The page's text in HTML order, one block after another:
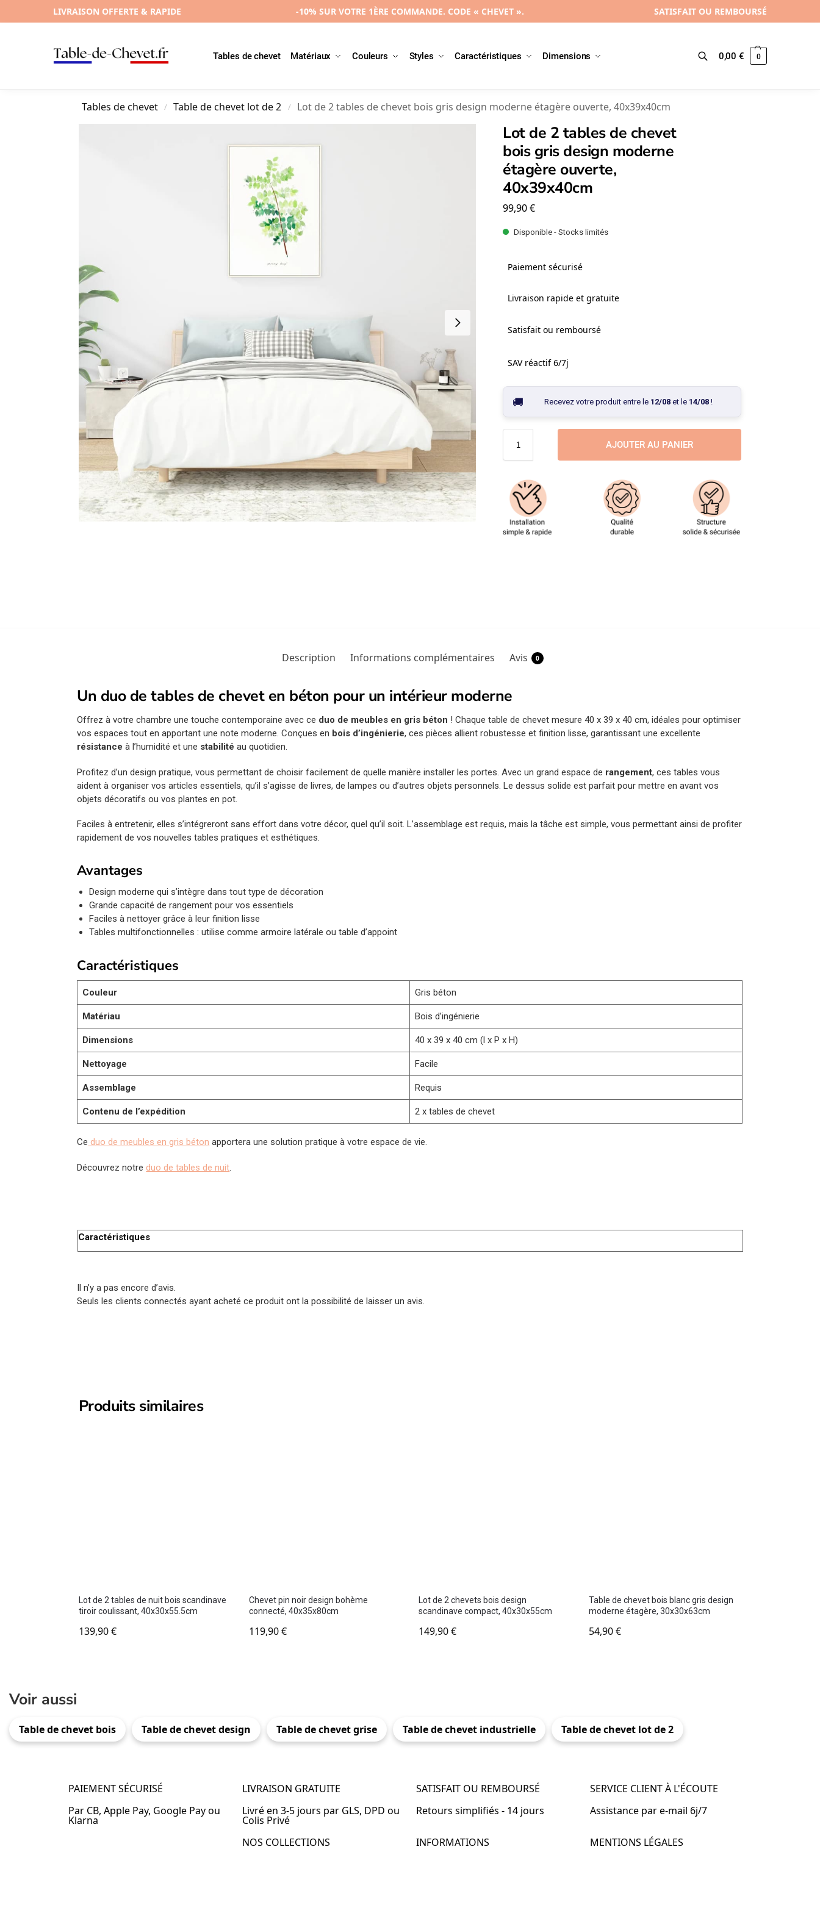
LIVRAISON OFFERTE & RAPIDE -10% SUR VOTRE 1ÈRE COMMANDE. CODE « CHEVET ». SATISFAIT OU REMBOURSÉ
Tables de chevet Matériaux Couleurs Styles Caractéristiques Dimensions
Recherche 0,00€ 0
Tables de chevet / Table de chevet lot de 2 / Lot de 2 tables de chevet bois gris design moderne étagère ouverte, 40x39x40cm
Lot de 2 tables de chevet
bois gris design moderne
étagère ouverte,
40x39x40cm
99,90€
Disponible - Stocks limités
Paiement sécurisé
Livraison rapide et gratuite
Satisfait ou remboursé
SAV réactif 6/7j
Recevez votre produit entre le 12/08et le 14/08!
AJOUTER AU PANIER
Description Informations complémentaires Avis 0
Un duo de tables de chevet en béton pour un intérieur moderne
Offrez à votre chambre une touche contemporaine avec ce duo de meubles en gris béton ! Chaque table de chevet mesure 40 x 39 x 40 cm, idéales pour optimiser
vos espaces tout en apportant une note moderne. Conçues en bois d’ingénierie, ces pièces allient robustesse et finition lisse, garantissant une excellente
résistance à l’humidité et une stabilité au quotidien.
Profitez d’un design pratique, vous permettant de choisir facilement de quelle manière installer les portes. Avec un grand espace de rangement, ces tables vous
aident à organiser vos articles essentiels, qu’il s’agisse de livres, de lampes ou d’autres objets personnels. Le dessus solide est parfait pour mettre en avant vos
objets décoratifs ou vos plantes en pot.
Faciles à entretenir, elles s’intégreront sans effort dans votre décor, quel qu’il soit. L’assemblage est requis, mais la tâche est simple, vous permettant ainsi de profiter
rapidement de vos nouvelles tables pratiques et esthétiques.
Avantages
Design moderne qui s’intègre dans tout type de décoration
Grande capacité de rangement pour vos essentiels
Faciles à nettoyer grâce à leur finition lisse
Tables multifonctionnelles : utilise comme armoire latérale ou table d’appoint
Caractéristiques
Couleur Gris béton
Matériau Bois d’ingénierie
Dimensions 40 x 39 x 40 cm (l x P x H)
Nettoyage Facile
Assemblage Requis
Contenu de l’expédition 2 x tables de chevet
Ce duo de meubles en gris béton apportera une solution pratique à votre espace de vie.
Découvrez notreduo de tables de nuit.
Caractéristiques
Il n’y a pas encore d’avis.
Seuls les clients connectés ayant acheté ce produit ont la possibilité de laisser un avis.
Produits similaires
Lot de 2 tables de nuit bois scandinave
tiroir coulissant, 40x30x55.5cm
139,90€
Chevet pin noir design bohème
connecté, 40x35x80cm
119,90€
Lot de 2 chevets bois design
scandinave compact, 40x30x55cm
149,90€
Table de chevet bois blanc gris design
moderne étagère, 30x30x63cm
54,90€
Voir aussi
Table de chevet bois Table de chevet design Table de chevet grise Table de chevet industrielle Table de chevet lot de 2
PAIEMENT SÉCURISÉ
Par CB, Apple Pay, Google Pay ou
Klarna
LIVRAISON GRATUITE
Livré en 3-5 jours par GLS, DPD ou
Colis Privé
SATISFAIT OU REMBOURSÉ
Retours simplifiés - 14 jours
SERVICE CLIENT À L'ÉCOUTE
Assistance par e-mail 6j/7
NOS COLLECTIONS
INFORMATIONS
MENTIONS LÉGALES